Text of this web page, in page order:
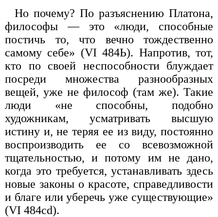
Но почему? По разъяснению Платона,
философы — это «люди, способные
постичь то, что вечно тождественно
самому себе» (VI 484Ь). Напротив, тот,
кто по своей неспособности блуждает
посреди множества разнообразных
вещей, уже не философ (там же). Такие
люди «не способны, подобно
художникам, усматривать высшую
истину и, не теряя ее из виду, постоянно
воспроизводить ее со всевозможной
тщательностью, и потому им не дано,
когда это требуется, устанавливать здесь
новые законы о красоте, справедливости
и благе или уберечь уже существующие»
(VI 484cd).